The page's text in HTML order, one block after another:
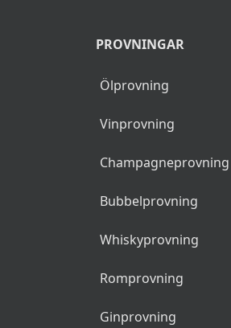
PROVNINGAR
Ölprovning
Vinprovning
Champagneprovning
Bubbelprovning
Whiskyprovning
Romprovning
Ginprovning